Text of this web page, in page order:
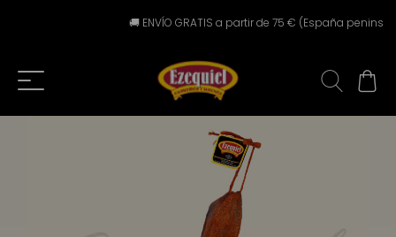
🚚 ENVÍO GRATIS a partir de 75 € (España